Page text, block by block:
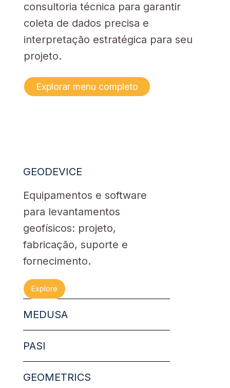
consultoria técnica para garantir
coleta de dados precisa e
interpretação estratégica para seu
projeto.
Explorar menu completo
GEODEVICE
Equipamentos e software
para levantamentos
geofísicos: projeto,
fabricação, suporte e
fornecimento.
Explore
MEDUSA
PASI
GEOMETRICS